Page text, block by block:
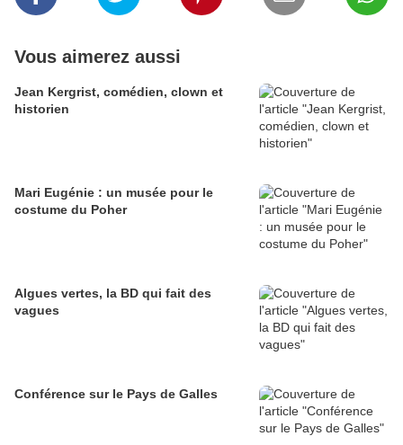
Vous aimerez aussi
Jean Kergrist, comédien, clown et
historien
Mari Eugénie : un musée pour le
costume du Poher
Algues vertes, la BD qui fait des
vagues
Conférence sur le Pays de Galles